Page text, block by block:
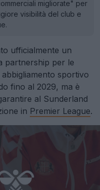
migliorate" per
visibilità del club e
ufficialmente un
partnership per le
sportivo
fino al 2029, ma è
al Sunderland
in Premier League.